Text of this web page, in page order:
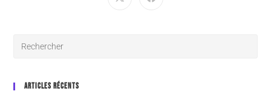
ARTICLES RÉCENTS